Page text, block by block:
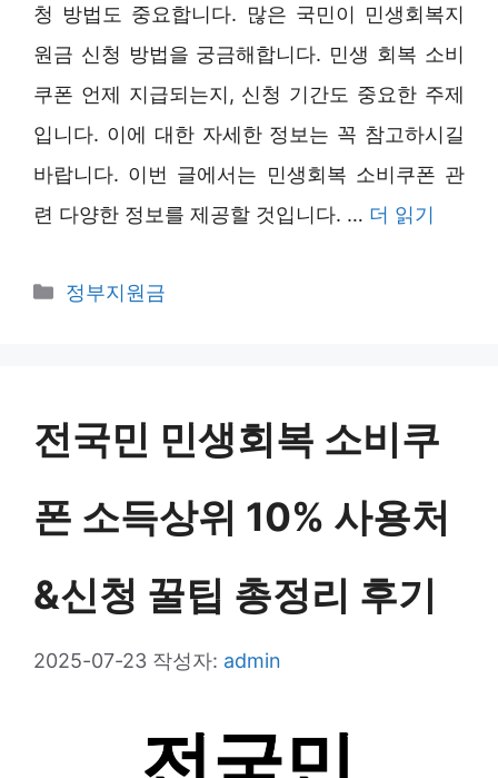
청 방법도 중요합니다. 많은 국민이 민생회복지
원금 신청 방법을 궁금해합니다. 민생 회복 소비
쿠폰 언제 지급되는지, 신청 기간도 중요한 주제
입니다. 이에 대한 자세한 정보는 꼭 참고하시길
바랍니다. 이번 글에서는 민생회복 소비쿠폰 관
련 다양한 정보를 제공할 것입니다. … 더 읽기
카
정부지원금
전국민 민생회복 소비쿠
폰 소득상위 10% 사용처
&신청 꿀팁 총정리 후기
2025-07-23 작성자: admin